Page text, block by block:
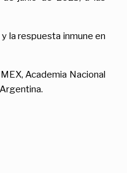
la respuesta inmune en
Academia Nacional